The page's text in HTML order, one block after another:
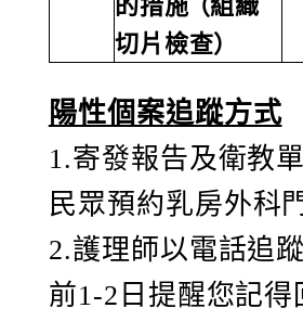
的措施 （組織
切片檢查）
陽性個案追蹤方式
1.寄發報告及衛教
民眾預約乳房外科
2.護理師以電話追
前1-2日提醒您記得